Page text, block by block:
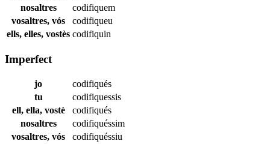
nosaltres
codifiquem
vosaltres, vós
codifiqueu
ells, elles, vostès codifiquin
Imperfect
jo
codifiqués
tu
codifiquessis
ell, ella, vostè
codifiqués
nosaltres
codifiquéssim
vosaltres, vós
codifiquéssiu